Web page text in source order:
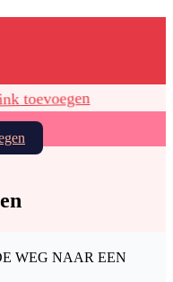
toevoegen
WEG NAAR EEN